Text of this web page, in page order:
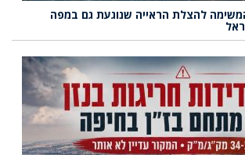
להצלת הראייה שנוגעת גם במפה